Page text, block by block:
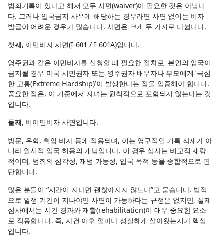
범죄기록이 있다고 해서 모두 사면(waiver)이 필요한 것은 아닙니
다. 그러나 입국금지 사유에 해당하는 경우라면 사면 없이는 비자
발급이 어려운 경우가 많습니다. 사면은 크게 두 가지로 나뉩니다.
첫째, 이민비자 사면(I-601 / I-601A)입니다.
영주권과 같은 이민비자를 신청할 때 필요한 절차로, 본인의 입국이
금지될 경우 미국 시민권자 또는 영주권자 배우자나 부모에게 ‘극심
한 고통(Extreme Hardship)’이 발생한다는 점을 입증해야 합니다.
중요한 점은, 이 기준에서 자녀는 원칙적으로 포함되지 않는다는 것
입니다.
둘째, 비이민비자 사면입니다.
방문, 유학, 취업 비자 등에 적용되며, 이는 영구적인 기록 삭제가 아
니라 일시적 입국 허용의 개념입니다. 이 경우 심사는 비교적 재량
적이며, 범죄의 심각성, 재범 가능성, 입국 목적 등을 종합적으로 판
단합니다.
많은 분들이 “시간이 지나면 괜찮아지지 않느냐”고 묻습니다. 법적
으로 일정 기간이 지나야만 사면이 가능하다는 규정은 없지만, 실제
심사에서는 시간 경과와 재활(rehabilitation)이 매우 중요한 요소
로 작용합니다. 즉, 사건 이후 얼마나 성실하게 살아왔는지가 핵심
입니다.